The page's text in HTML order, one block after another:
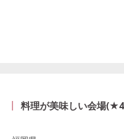
料理が美味しい会場